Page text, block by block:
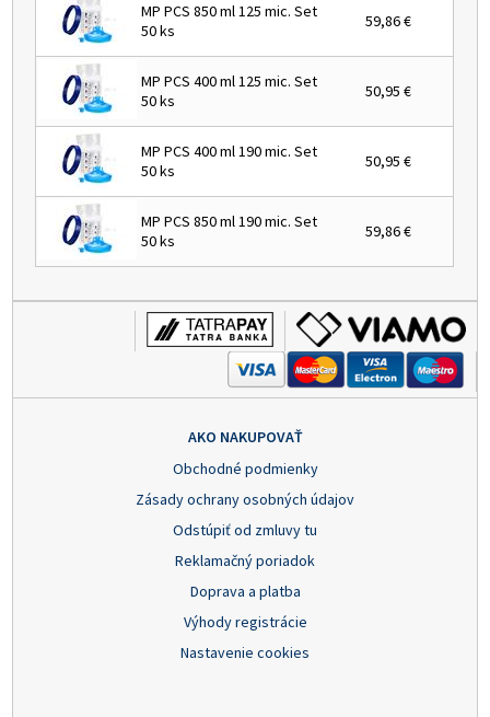
MP PCS 850 ml 125 mic. Set
50 ks
59,86 €
MP PCS 400 ml 125 mic. Set
50 ks
50,95 €
MP PCS 400 ml 190 mic. Set
50 ks
50,95 €
MP PCS 850 ml 190 mic. Set
50 ks
59,86 €
AKO NAKUPOVAŤ
Obchodné podmienky
Zásady ochrany osobných údajov
Odstúpiť od zmluvy tu
Reklamačný poriadok
Doprava a platba
Výhody registrácie
Nastavenie cookies